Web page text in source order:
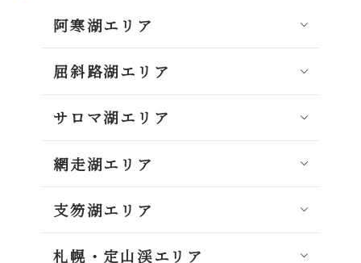
阿寒湖エリア
屈斜路湖エリア
サロマ湖エリア
網走湖エリア
支笏湖エリア
札幌・定山渓エリア